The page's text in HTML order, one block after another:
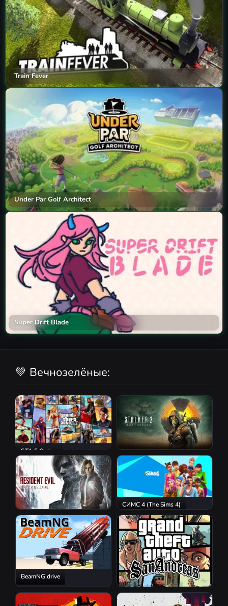
Train Fever
Under Par Golf Architect
Super Drift Blade
💚 Вечнозелёные:
GTA 5 Online
S.T.A.L.K.E.R. 2: Heart of
Chornobyl
Resident Evil Requiem
СИМС 4 (The Sims 4)
BeamNG.drive
GTA San Andreas